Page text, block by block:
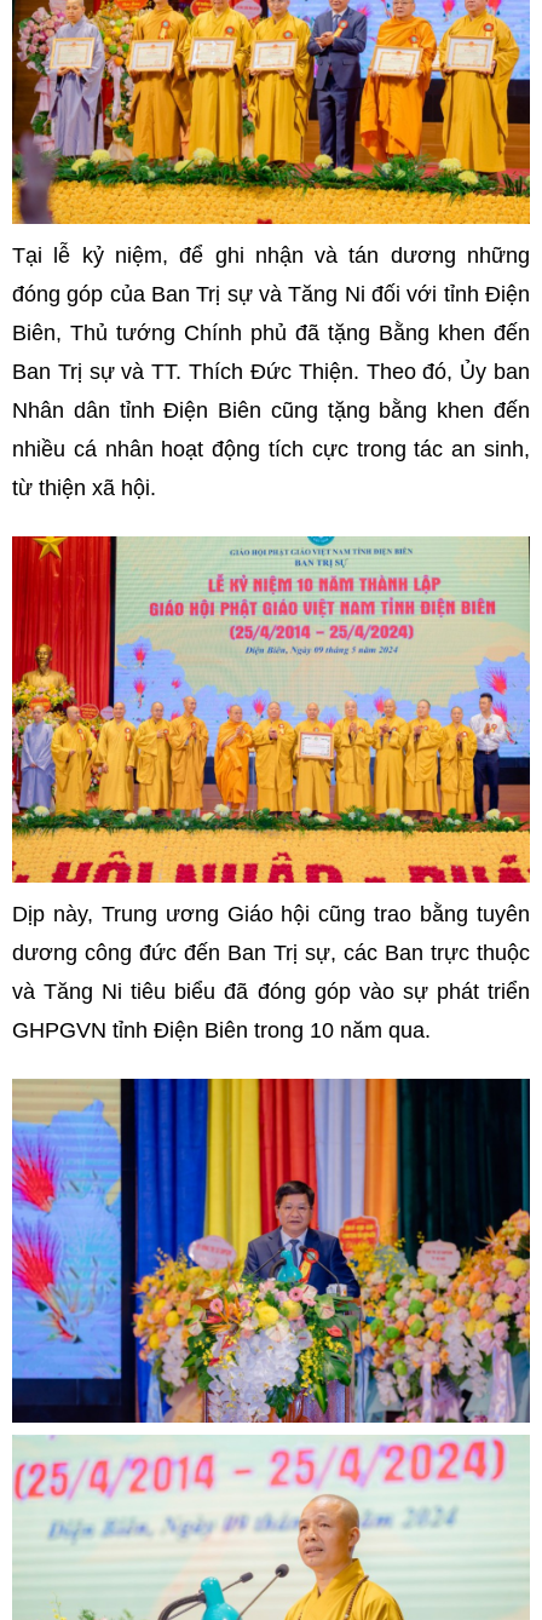
Tại lễ kỷ niệm, để ghi nhận và tán dương những
đóng góp của Ban Trị sự và Tăng Ni đối với tỉnh Điện
Biên, Thủ tướng Chính phủ đã tặng Bằng khen đến
Ban Trị sự và TT. Thích Đức Thiện. Theo đó, Ủy ban
Nhân dân tỉnh Điện Biên cũng tặng bằng khen đến
nhiều cá nhân hoạt động tích cực trong tác an sinh,
từ thiện xã hội.
Dịp này, Trung ương Giáo hội cũng trao bằng tuyên
dương công đức đến Ban Trị sự, các Ban trực thuộc
và Tăng Ni tiêu biểu đã đóng góp vào sự phát triển
GHPGVN tỉnh Điện Biên trong 10 năm qua.